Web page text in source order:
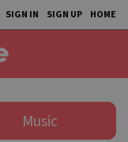
SIGN IN SIGN UP HOME
Music